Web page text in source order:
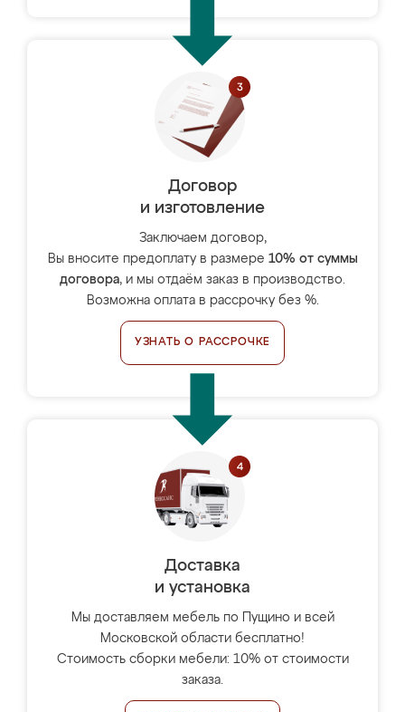
Договор
и изготовление
Заключаем договор,
Вы вносите предоплату в размере 10% от суммы
договора, и мы отдаём заказ в производство.
Возможна оплата в рассрочку без %.
УЗНАТЬ О РАССРОЧКЕ
Доставка
и установка
Мы доставляем мебель по Пущино и всей
Московской области бесплатно!
Стоимость сборки мебели: 10% от стоимости
заказа.